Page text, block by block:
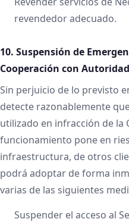
revendedor adecuado.
10. Suspensión de
Cooperación con
Sin perjuicio de lo previsto
detecte razonablemente
utilizado en infracción de la
funcionamiento pone en
infraestructura, de otros
podrá adoptar de forma
varias de las siguientes
Suspender el acceso al